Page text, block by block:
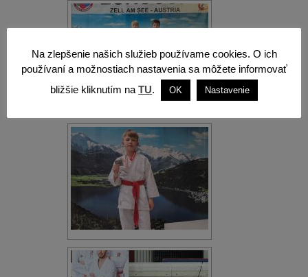
Na zlepšenie našich služieb používame cookies. O ich
používaní a možnostiach nastavenia sa môžete informovať
bližšie kliknutím na TU. OK Nastavenie